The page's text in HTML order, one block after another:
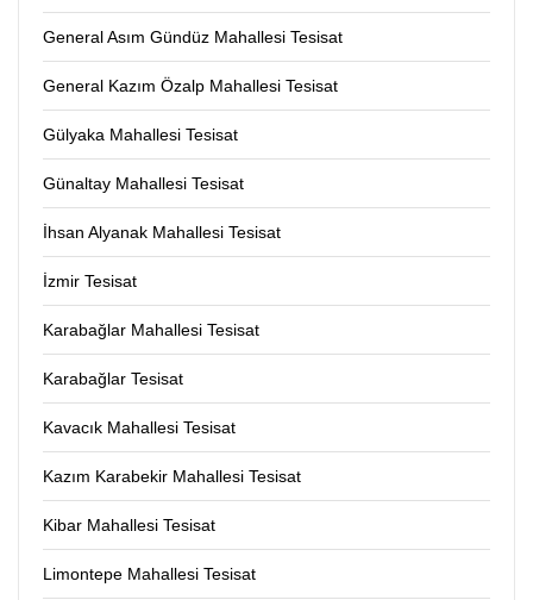
General Asım Gündüz Mahallesi Tesisat
General Kazım Özalp Mahallesi Tesisat
Gülyaka Mahallesi Tesisat
Günaltay Mahallesi Tesisat
İhsan Alyanak Mahallesi Tesisat
İzmir Tesisat
Karabağlar Mahallesi Tesisat
Karabağlar Tesisat
Kavacık Mahallesi Tesisat
Kazım Karabekir Mahallesi Tesisat
Kibar Mahallesi Tesisat
Limontepe Mahallesi Tesisat